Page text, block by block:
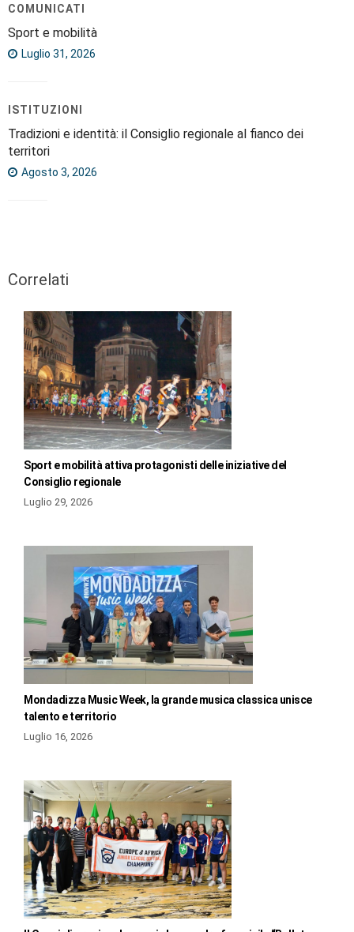
COMUNICATI
Sport e mobilità
Luglio 31, 2026
ISTITUZIONI
Tradizioni e identità: il Consiglio regionale al fianco dei
territori
Agosto 3, 2026
Correlati
Sport e mobilità attiva protagonisti delle iniziative del
Consiglio regionale
Luglio 29, 2026
Mondadizza Music Week, la grande musica classica unisce
talento e territorio
Luglio 16, 2026